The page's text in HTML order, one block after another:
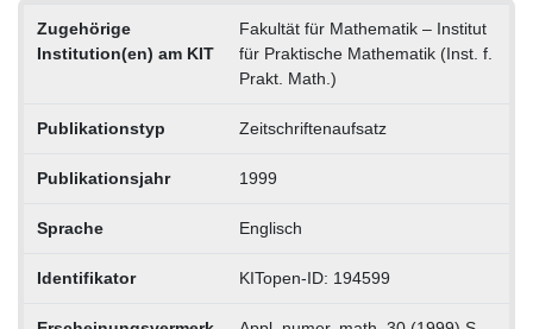
Zugehörige
Institution(en) am KIT
Fakultät für Mathematik – Institut
für Praktische Mathematik (Inst. f.
Prakt. Math.)
Publikationstyp Zeitschriftenaufsatz
Publikationsjahr 1999
Sprache Englisch
Identifikator KITopen-ID: 194599